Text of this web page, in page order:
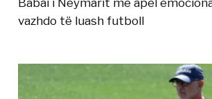
Babai i Neymarit me apel
vazhdo të luash futboll